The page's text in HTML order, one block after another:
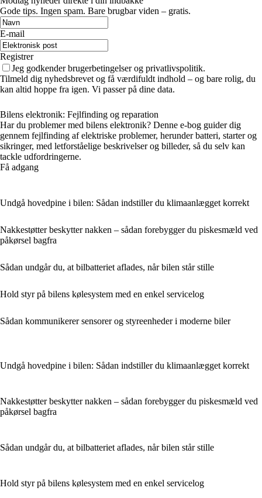
Gode tips. Ingen spam. Bare brugbar viden – gratis.
E-mail
Registrer
Jeg godkender brugerbetingelser og privatlivspolitik.
Tilmeld dig nyhedsbrevet og få værdifuldt indhold – og bare rolig, du
kan altid hoppe fra igen. Vi passer på dine data.
Bilens elektronik: Fejlfinding og reparation
Har du problemer med bilens elektronik? Denne e-bog guider dig
gennem fejlfinding af elektriske problemer, herunder batteri, starter og
sikringer, med letforståelige beskrivelser og billeder, så du selv kan
tackle udfordringerne.
Få adgang
Undgå hovedpine i bilen: Sådan indstiller du klimaanlægget korrekt
Nakkestøtter beskytter nakken – sådan forebygger du piskesmæld ved
påkørsel bagfra
Sådan undgår du, at bilbatteriet aflades, når bilen står stille
Hold styr på bilens kølesystem med en enkel servicelog
Sådan kommunikerer sensorer og styreenheder i moderne biler
Undgå hovedpine i bilen: Sådan indstiller du klimaanlægget korrekt
Nakkestøtter beskytter nakken – sådan forebygger du piskesmæld ved
påkørsel bagfra
Sådan undgår du, at bilbatteriet aflades, når bilen står stille
Hold styr på bilens kølesystem med en enkel servicelog